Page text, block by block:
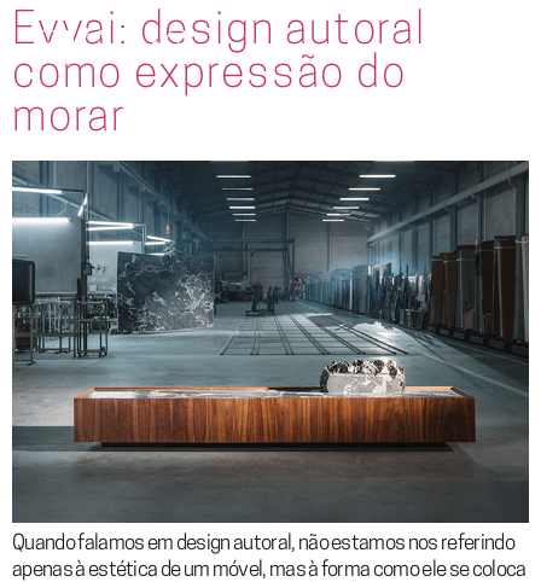
Evvai: design autoral
como expressão do
morar
Quando falamos em design autoral, não estamos nos referindo
apenas à estética de um móvel, mas à forma como ele se coloca